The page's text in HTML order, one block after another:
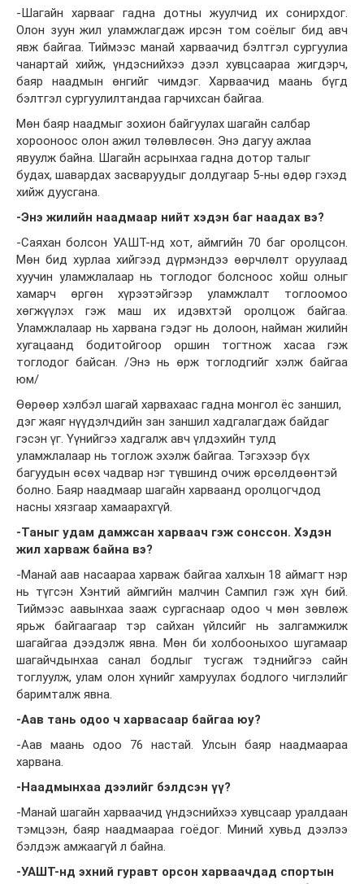
-Шагайн харвааг гадна дотны жуулчид их сонирхдог.
Олон зуун жил уламжлагдаж ирсэн том соёлыг бид авч
явж байгаа. Тиймээс манай харваачид бэлтгэл сургуулиа
чанартай хийж, үндэснийхээ дээл хувцсаараа жигдэрч,
баяр наадмын өнгийг чимдэг. Харваачид маань бүгд
бэлтгэл сургуулилтандаа гарчихсан байгаа.
Мөн баяр наадмыг зохион байгуулах шагайн салбар
хорооноос олон ажил төлөвлөсөн. Энэ дагуу ажлаа
явуулж байна. Шагайн асрынхаа гадна дотор талыг
будах, шавардах засваруудыг долдугаар 5-ны өдөр гэхэд
хийж дуусгана.
-Энэ жилийн наадмаар нийт хэдэн баг наадах вэ?
-Саяхан болсон УАШТ-нд хот, аймгийн 70 баг оролцсон.
Мөн бид хурлаа хийгээд дүрмэндээ өөрчлөлт оруулаад
хуучин уламжлалаар нь тоглодог болсноос хойш олныг
хамарч өргөн хүрээтэйгээр уламжлалт тоглоомоо
хөгжүүлэх гэж маш их идэвхтэй оролцож байгаа.
Уламжлалаар нь харвана гэдэг нь долоон, найман жилийн
хугацаанд бодитойгоор оршин тогтнож хасаа гэж
тоглодог байсан. /Энэ нь өрж тоглодгийг хэлж байгаа
юм/
Өөрөөр хэлбэл шагай харвахаас гадна монгол ёс заншил,
дэг жаяг нүүдэлчдийн зан заншил хадгалагдаж байдаг
гэсэн үг. Үүнийгээ хадгалж авч үлдэхийн тулд
уламжлалаар нь тоглож эхэлж байгаа. Тэгэхээр бүх
багуудын өсөх чадвар нэг түвшинд очиж өрсөлдөөнтэй
болно. Баяр наадмаар шагайн харваанд оролцогчдод
насны хязгаар хамаарахгүй.
-Таныг удам дамжсан харваач гэж сонссон. Хэдэн
жил харваж байна вэ?
-Манай аав насаараа харваж байгаа халхын 18 аймагт нэр
нь түгсэн Хэнтий аймгийн малчин Сампил гэж хүн бий.
Тиймээс аавынхаа зааж сургаснаар одоо ч мөн зөвлөж
ярьж байгаагаар тэр сайхан үйлсийг нь залгамжилж
шагайгаа дээдэлж явна. Мөн би холбооныхоо шугамаар
шагайчдынхаа санал бодлыг тусгаж тэднийгээ сайн
тоглуулж, улам олон хүнийг хамруулах бодлого чиглэлийг
баримталж явна.
-Аав тань одоо ч харвасаар байгаа юу?
-Аав маань одоо 76 настай. Улсын баяр наадмаараа
харвана.
-Наадмынхаа дээлийг бэлдсэн үү?
-Манай шагайн харваачид үндэснийхээ хувцсаар уралдаан
тэмцээн, баяр наадмаараа гоёдог. Миний хувьд дээлээ
бэлдэж амжаагүй л байна.
-УАШТ-нд эхний гуравт орсон харваачдад спортын